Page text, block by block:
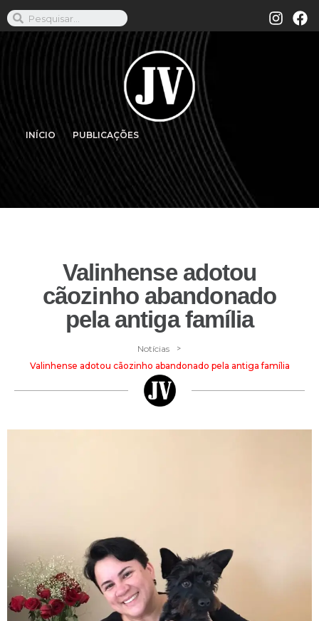
INÍCIO PUBLICAÇÕES
Valinhense adotou
cãozinho abandonado
pela antiga família
Notícias >
Valinhense adotou cãozinho abandonado pela antiga família